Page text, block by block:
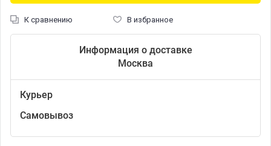
К сравнению В избранное
Информация о доставке
Москва
Курьер
Самовывоз